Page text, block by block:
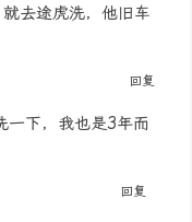
去途虎洗，他旧车
回复
一下，我也是3年而
回复